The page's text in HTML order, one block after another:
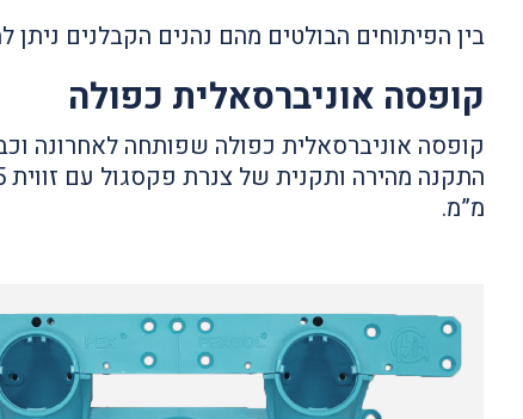
בין הפיתוחים הבולטים מהם נהנים הקבלנים ניתן
קופסה אוניברסאלית כפולה
קופסה אוניברסאלית כפולה שפותחה לאחרונה
מ”מ.